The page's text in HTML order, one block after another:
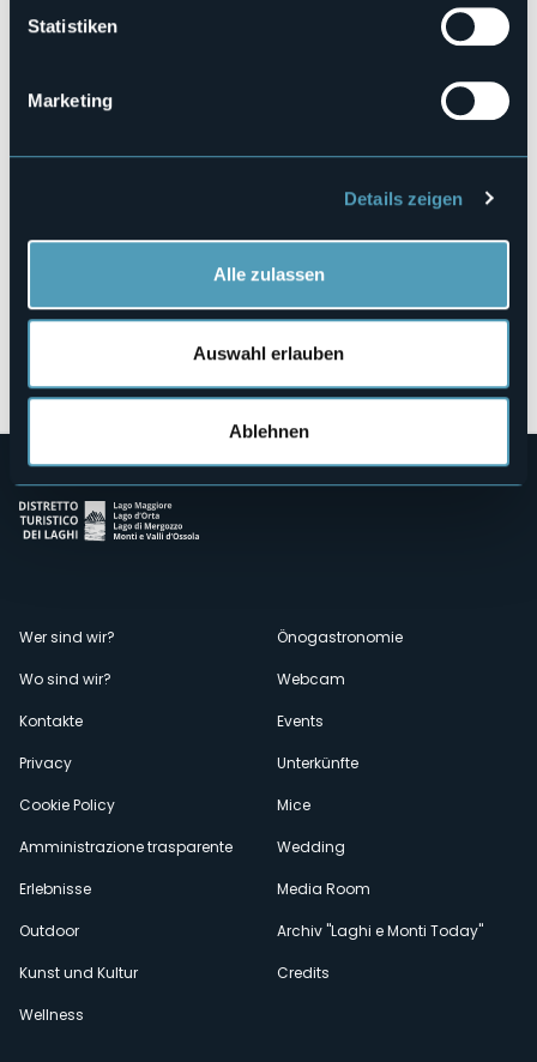
Statistiken
Marketing
Details zeigen
Alle zulassen
Auswahl erlauben
Ablehnen
28041 - Arona (NO)
Öffnen Sie die Karte
Menù
secondario
Wer sind wir?
Wo sind wir?
Kontakte
Privacy
Cookie Policy
Amministrazione trasparente
Erlebnisse
Outdoor
Kunst und Kultur
Wellness
Önogastronomie
Webcam
Events
Unterkünfte
Mice
Wedding
Media Room
Archiv "Laghi e Monti Today"
Credits